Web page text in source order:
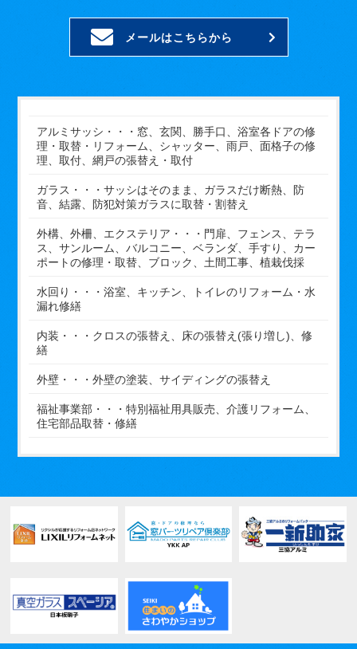
メールはこちらから
アルミサッシ・・・窓、玄関、勝手口、浴室各ドアの修
理・取替・リフォーム、シャッター、雨戸、面格子の修
理、取付、網戸の張替え・取付
ガラス・・・サッシはそのまま、ガラスだけ断熱、防
音、結露、防犯対策ガラスに取替・割替え
外構、外柵、エクステリア・・・門扉、フェンス、テラ
ス、サンルーム、バルコニー、ベランダ、手すり、カー
ポートの修理・取替、ブロック、土間工事、植栽伐採
水回り・・・浴室、キッチン、トイレのリフォーム・水
漏れ修繕
内装・・・クロスの張替え、床の張替え(張り増し)、修
繕
外壁・・・外壁の塗装、サイディングの張替え
福祉事業部・・・特別福祉用具販売、介護リフォーム、
住宅部品取替・修繕